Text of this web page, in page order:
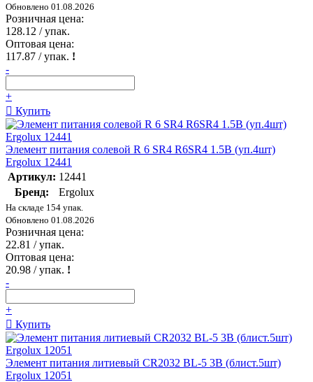
Обновлено 01.08.2026
Розничная цена:
128.12 / упак.
Оптовая цена:
117.87 / упак. !
-
+
Купить
Элемент питания солевой R 6 SR4 R6SR4 1.5В (уп.4шт)
Ergolux 12441
Артикул: 12441
Бренд:
Ergolux
На складе 154 упак.
Обновлено 01.08.2026
Розничная цена:
22.81 / упак.
Оптовая цена:
20.98 / упак. !
-
+
Купить
Элемент питания литиевый CR2032 BL-5 3В (блист.5шт)
Ergolux 12051